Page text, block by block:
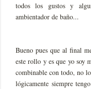
todos los gustos y
ambientador de baño...
Bueno pues que al final
este rollo y es que yo soy
combinable con todo, no
lógicamente siempre